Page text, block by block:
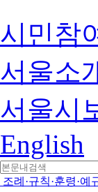
시민참
서울소
서울시
English
조례·규칙·훈령·예